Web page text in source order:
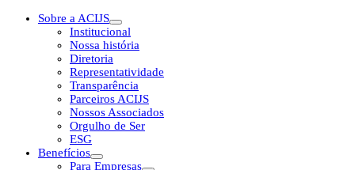
Sobre a ACIJS
Institucional
Nossa história
Diretoria
Representatividade
Transparência
Parceiros ACIJS
Nossos Associados
Orgulho de Ser
ESG
Benefícios
Para Empresas